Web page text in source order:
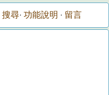
搜尋· 功能說明 · 留言